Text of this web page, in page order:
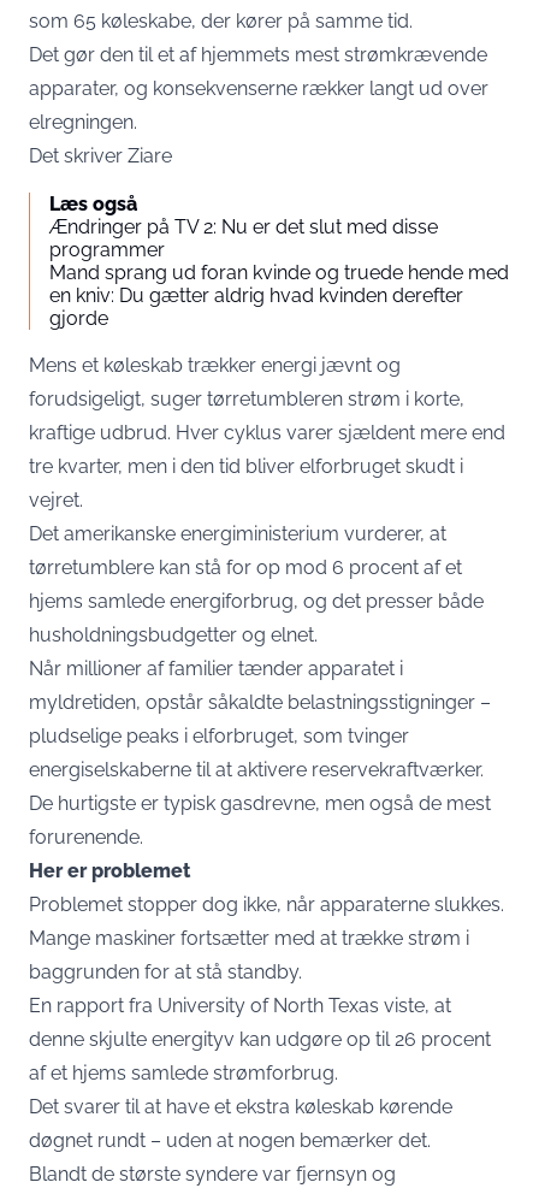
som 65 køleskabe, der kører på samme tid.
Det gør den til et af hjemmets mest strømkrævende
apparater, og konsekvenserne rækker langt ud over
elregningen.
Det skriver Ziare
Læs også
Ændringer på TV 2: Nu er det slut med disse
programmer
Mand sprang ud foran kvinde og truede hende med
en kniv: Du gætter aldrig hvad kvinden derefter
gjorde
Mens et køleskab trækker energi jævnt og
forudsigeligt, suger tørretumbleren strøm i korte,
kraftige udbrud. Hver cyklus varer sjældent mere end
tre kvarter, men i den tid bliver elforbruget skudt i
vejret.
Det amerikanske energiministerium vurderer, at
tørretumblere kan stå for op mod 6 procent af et
hjems samlede energiforbrug, og det presser både
husholdningsbudgetter og elnet.
Når millioner af familier tænder apparatet i
myldretiden, opstår såkaldte belastningsstigninger –
pludselige peaks i elforbruget, som tvinger
energiselskaberne til at aktivere reservekraftværker.
De hurtigste er typisk gasdrevne, men også de mest
forurenende.
Her er problemet
Problemet stopper dog ikke, når apparaterne slukkes.
Mange maskiner fortsætter med at trække strøm i
baggrunden for at stå standby.
En rapport fra University of North Texas viste, at
denne skjulte energityv kan udgøre op til 26 procent
af et hjems samlede strømforbrug.
Det svarer til at have et ekstra køleskab kørende
døgnet rundt – uden at nogen bemærker det.
Blandt de største syndere var fjernsyn og